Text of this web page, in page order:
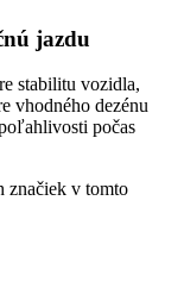
jazdu
stabilitu vozidla,
vhodného dezénu
počas
značiek v tomto